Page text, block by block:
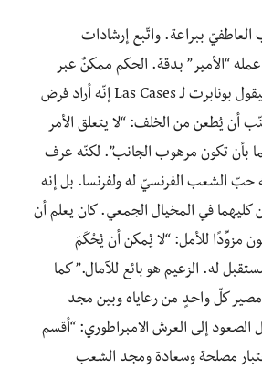
العاطفيّ ببراعة. واتّبع إرشادات
عمله “الأمير” بدقة. الحكم ممكنٌ عبر
الكره وعبر الحب. وسيقول بونابرت لـ Las Cases إنّه أراد فرض
أن يُطعن من الخلف: “لا يتعلق الأمر
بأن تكون مرهوب الجانب”. لكنّه عرف
الشعب الفرنسيّ له ولفرنسا. بل إنه
كليهما في المخيال الجمعي. كان يعلم أن
مزوِّدًا للأمل: “لا يُمكن أن يُحْكَمَ
له. الزعيم هو بائع للآمال.” كما
كلّ واحدٍ من رعاياه وبين مجد
الصعود إلى العرش الامبراطوري: “أقسم
مصلحة وسعادة ومجد الشعب